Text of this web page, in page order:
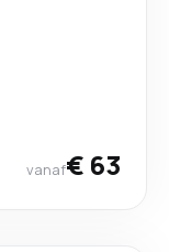
vanaf€ 63